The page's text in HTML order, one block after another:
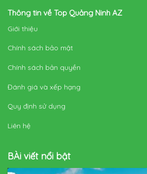
Thông tin về Top Quảng Ninh AZ
Giới thiệu
Chính sách bảo mật
Chính sách bản quyền
Đánh giá và xếp hạng
Quy định sử dụng
Liên hệ
BÀi viết nổi bật